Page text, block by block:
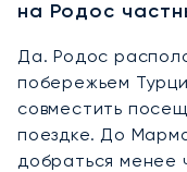
на Родос
Да. Родос
побережьем
совместить
поездке. До
добраться менее